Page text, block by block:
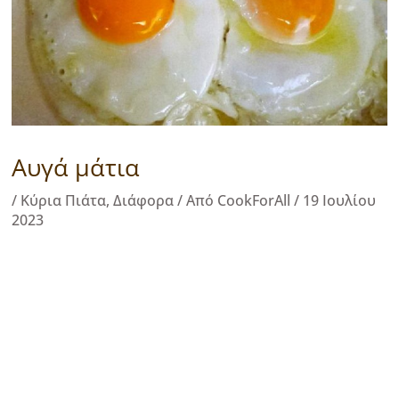
Αυγά μάτια
/ Κύρια Πιάτα, Διάφορα/ Από CookForAll / 19 Ιουλίου
2023